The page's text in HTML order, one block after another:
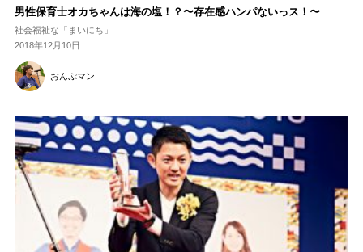
男性保育士オカちゃんは海の塩！？〜存在感ハンパないっス！〜
社会福祉な「まいにち」
2018年12月10日
おんぷマン